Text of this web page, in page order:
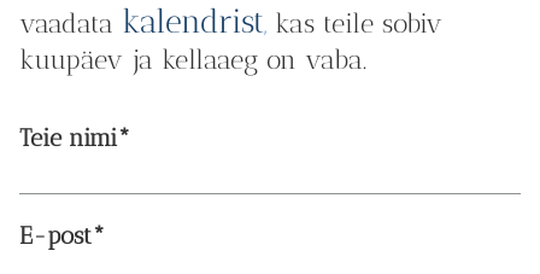
vaadata kalendrist, kas teile sobiv
kuupäev ja kellaaeg on vaba.
Teie nimi
E-post